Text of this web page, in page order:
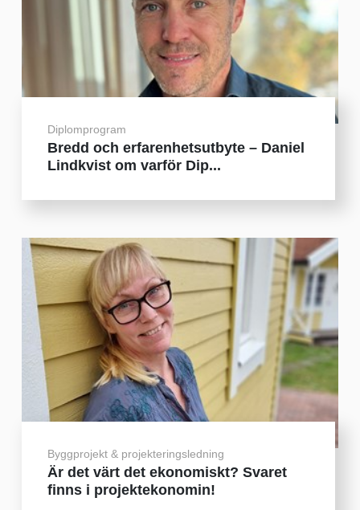
Diplomprogram
Bredd och erfarenhetsutbyte – Daniel
Lindkvist om varför Dip...
Byggprojekt & projekteringsledning
Är det värt det ekonomiskt? Svaret
finns i projektekonomin!